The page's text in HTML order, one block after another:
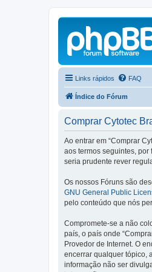
Links rápidos FAQ
Índice do Fórum
Comprar Cytotec
Ao entrar em “Comprar
aos termos seguintes, por
seria prudente rever
Os nossos Fóruns são
GNU General Public
pelo conteúdo que nós
Compromete-se a não
país, o país onde
Provedor de Internet. O
encerrar qualquer tópico,
informação não ser